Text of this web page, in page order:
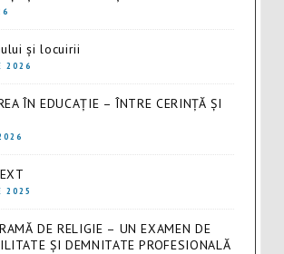
și locuirii
2026
ÎN EDUCAȚIE – ÎNTRE CERINȚĂ ȘI
2025
DE RELIGIE – UN EXAMEN DE
ȘI DEMNITATE PROFESIONALĂ